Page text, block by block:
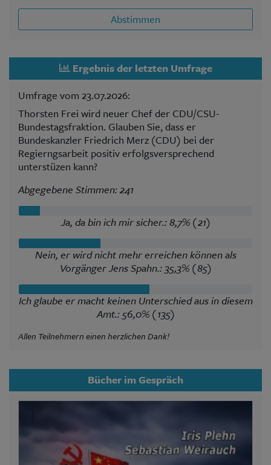
Abstimmen
Ergebnis der letzten Umfrage
Umfrage vom 23.07.2026:
Thorsten Frei wird neuer Chef der CDU/CSU-
Bundestagsfraktion. Glauben Sie, dass er
Bundeskanzler Friedrich Merz (CDU) bei der
Regierngsarbeit positiv erfolgsversprechend
unterstüzen kann?
Abgegebene Stimmen: 241
Ja, da bin ich mir sicher.: 8,7% (21)
Nein, er wird nicht mehr erreichen können als
Vorgänger Jens Spahn.: 35,3% (85)
Ich glaube er macht keinen Unterschied aus in diesem
Amt.: 56,0% (135)
Allen Teilnehmern einen herzlichen Dank!
Bücher im Gespräch